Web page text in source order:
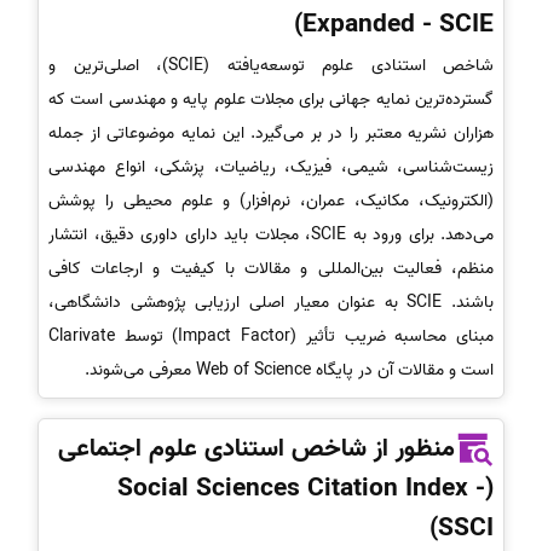
Expanded - SCIE)
شاخص استنادی علوم توسعه‌یافته (SCIE)، اصلی‌ترین و
گسترده‌ترین نمایه جهانی برای مجلات علوم پایه و مهندسی است که
هزاران نشریه معتبر را در بر می‌گیرد. این نمایه موضوعاتی از جمله
زیست‌شناسی، شیمی، فیزیک، ریاضیات، پزشکی، انواع مهندسی
(الکترونیک، مکانیک، عمران، نرم‌افزار) و علوم محیطی را پوشش
می‌دهد. برای ورود به SCIE، مجلات باید دارای داوری دقیق، انتشار
منظم، فعالیت بین‌المللی و مقالات با کیفیت و ارجاعات کافی
باشند. SCIE به عنوان معیار اصلی ارزیابی پژوهشی دانشگاهی،
مبنای محاسبه ضریب تأثیر (Impact Factor) توسط Clarivate
است و مقالات آن در پایگاه Web of Science معرفی می‌شوند.
منظور از شاخص استنادی علوم اجتماعی
(Social Sciences Citation Index -
SSCI)